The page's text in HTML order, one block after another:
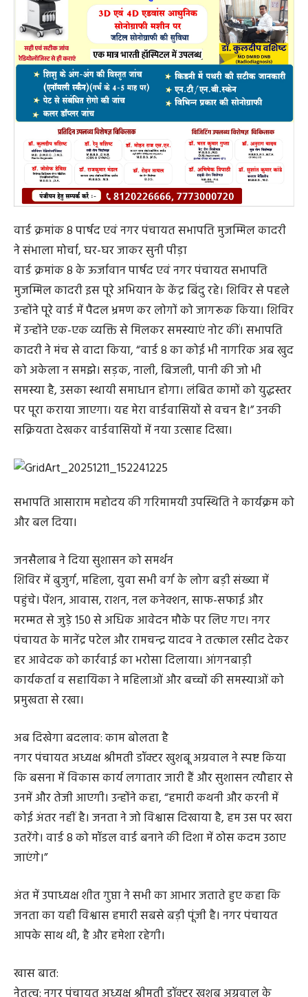
वार्ड क्रमांक 8 पार्षद एवं नगर पंचायत सभापति मुजम्मिल कादरी
ने संभाला मोर्चा, घर-घर जाकर सुनी पीड़ा
वार्ड क्रमांक 8 के ऊर्जावान पार्षद एवं नगर पंचायत सभापति
मुजम्मिल कादरी इस पूरे अभियान के केंद्र बिंदु रहे। शिविर से पहले
उन्होंने पूरे वार्ड में पैदल भ्रमण कर लोगों को जागरूक किया। शिविर
में उन्होंने एक-एक व्यक्ति से मिलकर समस्याएं नोट कीं। सभापति
कादरी ने मंच से वादा किया, “वार्ड 8 का कोई भी नागरिक अब खुद
को अकेला न समझे। सड़क, नाली, बिजली, पानी की जो भी
समस्या है, उसका स्थायी समाधान होगा। लंबित कामों को युद्धस्तर
पर पूरा कराया जाएगा। यह मेरा वार्डवासियों से वचन है।” उनकी
सक्रियता देखकर वार्डवासियों में नया उत्साह दिखा।
सभापति आसाराम महोदय की गरिमामयी उपस्थिति ने कार्यक्रम को
और बल दिया।
जनसैलाब ने दिया सुशासन को समर्थन
शिविर में बुजुर्ग, महिला, युवा सभी वर्ग के लोग बड़ी संख्या में
पहुंचे। पेंशन, आवास, राशन, नल कनेक्शन, साफ-सफाई और
मरम्मत से जुड़े 150 से अधिक आवेदन मौके पर लिए गए। नगर
पंचायत के मानेंद्र पटेल और रामचन्द्र यादव ने तत्काल रसीद देकर
हर आवेदक को कार्रवाई का भरोसा दिलाया। आंगनबाड़ी
कार्यकर्ता व सहायिका ने महिलाओं और बच्चों की समस्याओं को
प्रमुखता से रखा।
अब दिखेगा बदलाव: काम बोलता है
नगर पंचायत अध्यक्ष श्रीमती डॉक्टर खुशबू अग्रवाल ने स्पष्ट किया
कि बसना में विकास कार्य लगातार जारी हैं और सुशासन त्यौहार से
उनमें और तेजी आएगी। उन्होंने कहा, “हमारी कथनी और करनी में
कोई अंतर नहीं है। जनता ने जो विश्वास दिखाया है, हम उस पर खरा
उतरेंगे। वार्ड 8 को मॉडल वार्ड बनाने की दिशा में ठोस कदम उठाए
जाएंगे।”
अंत में उपाध्यक्ष शीत गुप्ता ने सभी का आभार जताते हुए कहा कि
जनता का यही विश्वास हमारी सबसे बड़ी पूंजी है। नगर पंचायत
आपके साथ थी, है और हमेशा रहेगी।
खास बात: